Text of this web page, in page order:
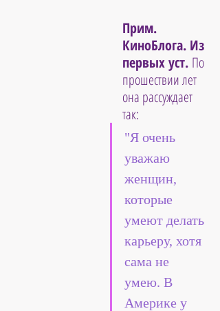
Прим.
КиноБлога. Из
первых уст. По
прошествии лет
она рассуждает
так:
"Я очень
уважаю
женщин,
которые
умеют делать
карьеру, хотя
сама не
умею. В
Америке у